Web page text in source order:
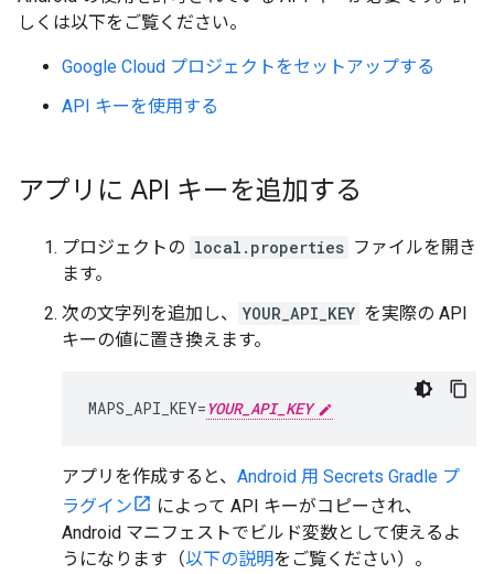
しくは以下をご覧ください。
Google Cloud プロジェクトをセットアップする
API キーを使用する
アプリに API キーを追加する
プロジェクトの local.properties ファイルを開き
ます。
次の文字列を追加し、
YOUR_API_KEY を実際の API
キーの値に置き換えます。
MAPS_API_KEY= YOUR_API_KEY
アプリを作成すると、 Android 用 Secrets Gradle プ
ラグイン
によって API キーがコピーされ、
Android マニフェストでビルド変数として使えるよ
うになります（以下の説明をご覧ください）。